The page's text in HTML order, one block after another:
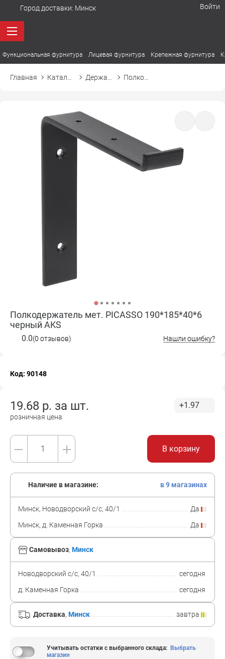
Город доставки: Минск Войти
Функциональная фурнитура Лицевая фурнитура Крепежная фурнитура
Главная
Полкодержатель мет. PICASSO 190*185*40*6
черный AKS
0.0(0 отзывов) Нашли ошибку?
Код: 90148
19.68 р. за шт.
розничная цена
+1.97
В корзину
Самовывоз, Минск
Новодворский с/с, 40/1
сегодня
д. Каменная Горка
сегодня
Доставка, Минск завтра
Наличие в магазине: в 9 магазинах
Минск, Новодворский с/с, 40/1
Да
Минск, д. Каменная Горка
Да
Учитывать остатки с выбранного склада: Выбрать
магазин